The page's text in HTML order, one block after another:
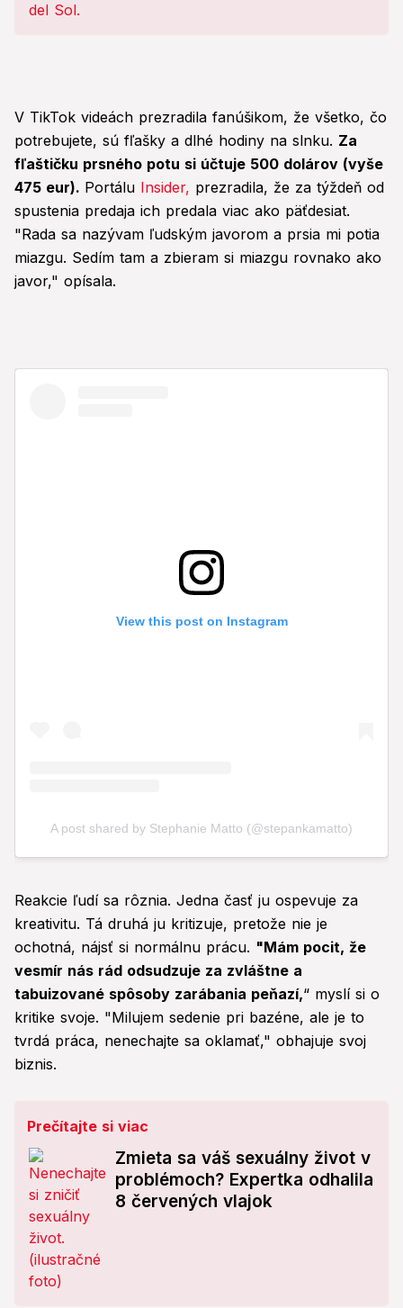
V TikTok videách prezradila fanúšikom, že všetko, čo
potrebujete, sú fľašky a dlhé hodiny na slnku. Za
fľaštičku prsného potu si účtuje 500 dolárov (vyše
475 eur). Portálu Insider, prezradila, že za týždeň od
spustenia predaja ich predala viac ako päťdesiat.
"Rada sa nazývam ľudským javorom a prsia mi potia
miazgu. Sedím tam a zbieram si miazgu rovnako ako
javor," opísala.
Reakcie ľudí sa rôznia. Jedna časť ju ospevuje za
kreativitu. Tá druhá ju kritizuje, pretože nie je
ochotná, nájsť si normálnu prácu. "Mám pocit, že
vesmír nás rád odsudzuje za zvláštne a
tabuizované spôsoby zarábania peňazí,“ myslí si o
kritike svoje. "Milujem sedenie pri bazéne, ale je to
tvrdá práca, nenechajte sa oklamať," obhajuje svoj
biznis.
Prečítajte si viac
Zmieta sa váš sexuálny život v
problémoch? Expertka odhalila
8 červených vlajok